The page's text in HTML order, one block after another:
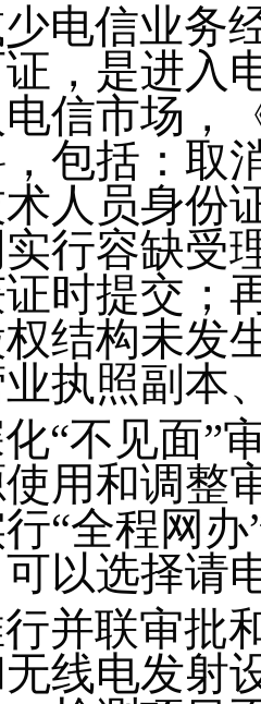
电信业务
，是进入
信市场，
包括：取
人员身份
行容缺受
时提交；
结构未发
执照副本
“不见面”
用和调整
“全程网
以选择请
并联审批
线电发射